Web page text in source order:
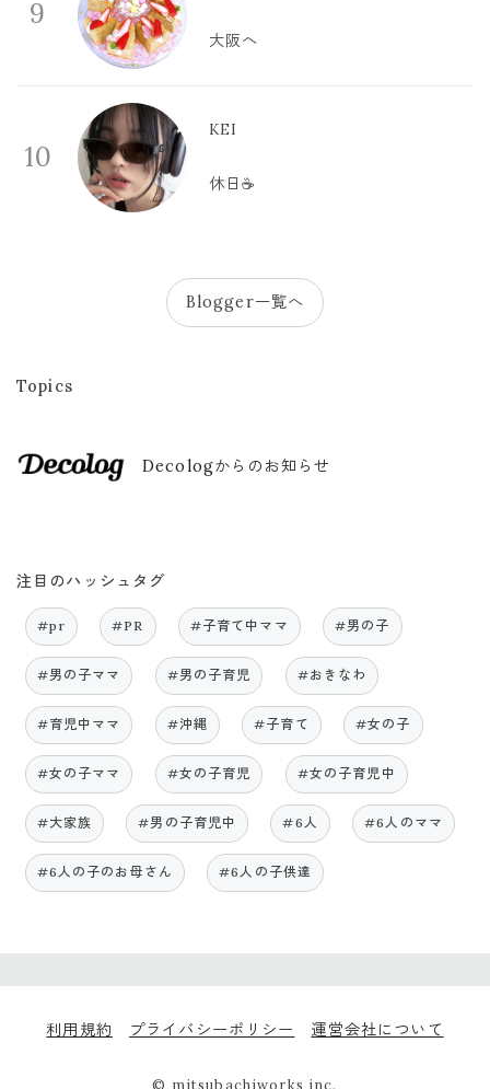
9
大阪へ
10
KEI
休日☕️
Blogger一覧へ
Topics
Decologからのお知らせ
注目のハッシュタグ
#pr #PR #子育て中ママ #男の子
#男の子ママ #男の子育児 #おきなわ
#育児中ママ #沖縄 #子育て #女の子
#女の子ママ #女の子育児 #女の子育児中
#大家族 #男の子育児中 #6人 #6人のママ
#6人の子のお母さん #6人の子供達
利用規約 プライバシーポリシー 運営会社について
© mitsubachiworks inc.